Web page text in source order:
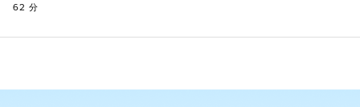
62 分